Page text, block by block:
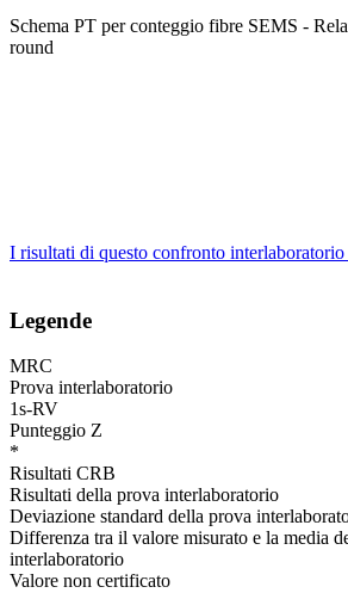
Schema PT per conteggio fibre SEMS -
round
I risultati di questo confronto
Legende
MRC
Prova interlaboratorio
1s-RV
Punteggio Z
*
Risultati CRB
Risultati della prova interlaboratorio
Deviazione standard della prova
Differenza tra il valore misurato e la media
interlaboratorio
Valore non certificato